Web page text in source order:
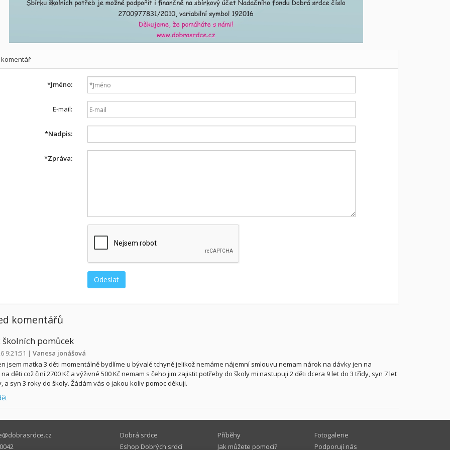
*Jméno:
E-mail:
*Nadpis:
*Zpráva:
komentářů
školních pomůcek
9:21:51 | Vanesa jonášová
jsem matka 3 děti momentálně bydlíme u bývalé tchyně jelikož nemáme nájemní smlouvu nemam nárok na dávky jen na
děti což činí 2700 Kč a výživné 500 Kč nemam s čeho jim zajistit potřeby do školy mi nastupuji 2 děti dcera 9 let do 3 třídy, syn 7 let
a syn 3 roky do školy. Žádám vás o jakou koliv pomoc děkuji.
Dobrá srdce
Eshop Dobrých srdcí
Příběhy
Jak můžete pomoci?
Fotogalerie
Podporují nás